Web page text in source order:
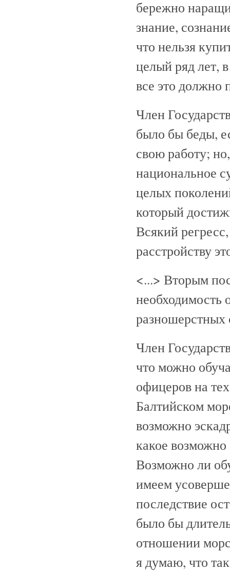
бережно
знание,
что нельзя
целый ряд лет,
все это должно
Член
было бы беды,
свою работу;
национальное
целых
который
Всякий
расстройству
<...> Вторым
необходимость
разношерстных
Член
что можно
офицеров на
Балтийском
возможно
какое
Возможно ли
имеем
последствие
было бы
отношении
я думаю, что